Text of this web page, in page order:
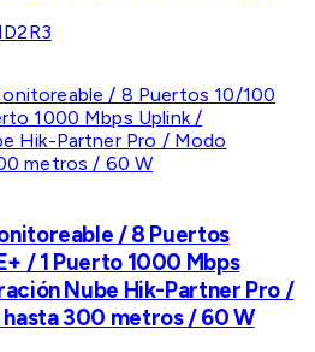
/ 8 Puertos
/ 1 Puerto 1000 Mbps
Nube Hik-Partner Pro /
300 metros / 60 W